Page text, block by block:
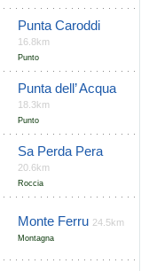
Punta Caroddi
16.8km
Punto
Punta dell’ Acqua
18.3km
Punto
Sa Perda Pera
20.6km
Roccia
Monte Ferru 24.5km
Montagna